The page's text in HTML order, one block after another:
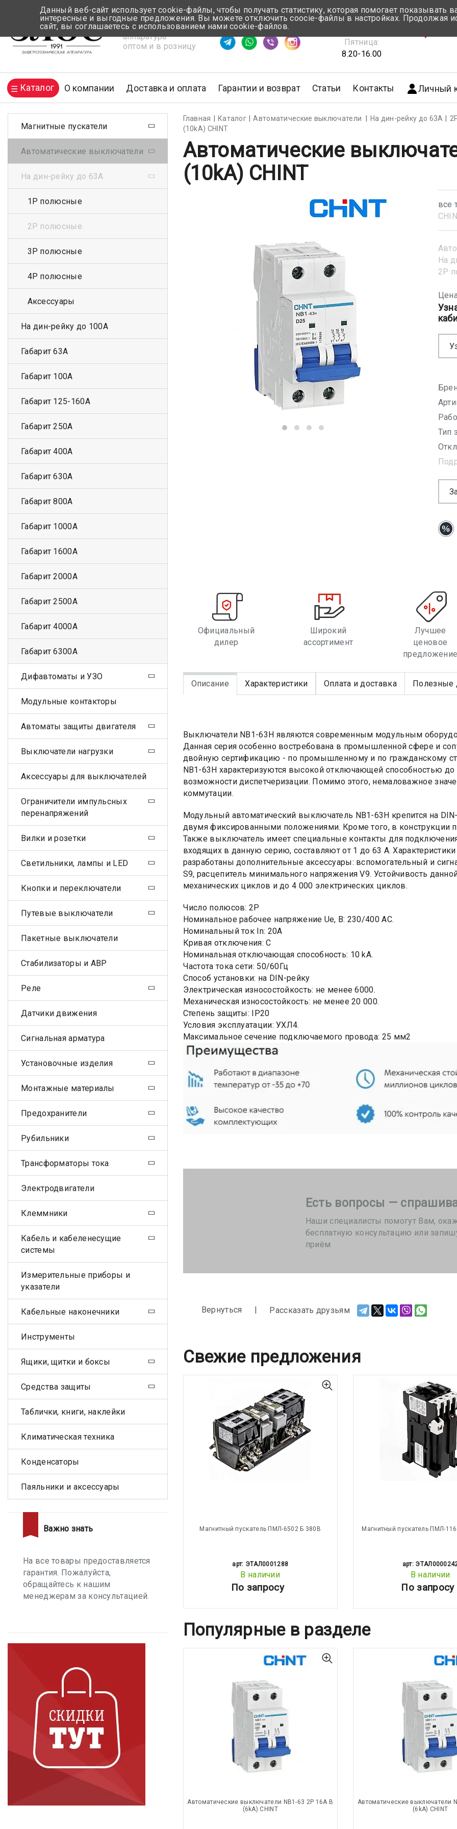
Электротехническая
аппаратура
оптом и в розницу
Время ответа ≈ 5 мин
Понедельник-Четверг:
Пятница:
8.20-16.00
Каталог О компании Доставка и оплата Гарантии и возврат Статьи Контакты Личный
Главная Каталог Автоматические выключатели На дин-рейку до 63А
(10kA) CHINT
Автоматические
(10kA) CHINT
все
На
2Р
Тип
Официальный
дилер
Широкий
ассортимент
Лучшее
ценовое
предложение
Описание Характеристики Оплата и доставка Полезные
Выключатели NB1-63H являются современным модульным
Данная серия особенно востребована в промышленной сфере и
двойную сертификацию - по промышленному и по гражданскому
NB1-63H характеризуются высокой отключающей способностью
возможности диспетчеризации. Помимо этого, немаловажное
коммутации.
Модульный автоматический выключатель NB1-63H крепится на
двумя фиксированными положениями. Кроме того, в конструкции
Также выключатель имеет специальные контакты для
входящих в данную серию, составляют от 1 до 63 A.
разработаны дополнительные аксессуары: вспомогательный и
S9, расцепитель минимального напряжения V9. Устойчивость
механических циклов и до 4 000 электрических циклов.
Число полюсов: 2Р
Номинальное рабочее напряжение Ue, B: 230/400 AC.
Номинальный ток In: 20А
Кривая отключения: C
Номинальная отключающая способность: 10 kA.
Частота тока сети: 50/60Гц
Способ установки: на DIN-рейку
Электрическая износостойкость: не менее 6000.
Механическая износостойкость: не менее 20 000.
Степень защиты: IP20
Условия эксплуатации: УХЛ4.
Максимальное сечение подключаемого провода: 25 мм2
Есть вопросы —
Наши специалисты помогут Вам,
бесплатную консультацию или
приём
Вернуться Рассказать друзьям
Свежие предложения
Магнитный пускатель ПМЛ-6502 Б 380В
арт: ЭТАЛ0001288
В наличии
По запросу
Магнитный пускатель ПМЛ-
арт:
В наличии
По запросу
Популярные в разделе
Автоматические выключатели NB1-63 2P 16A B
(6kA) CHINT
Автоматические выключатели
(6kA) CHINT
Магнитные пускатели
Автоматические выключатели
На дин-рейку до 63А
1Р полюсные
2Р полюсные
3Р полюсные
4Р полюсные
Аксессуары
На дин-рейку до 100А
Габарит 63А
Габарит 100А
Габарит 125-160А
Габарит 250А
Габарит 400А
Габарит 630А
Габарит 800А
Габарит 1000А
Габарит 1600А
Габарит 2000А
Габарит 2500А
Габарит 4000А
Габарит 6300А
Дифавтоматы и УЗО
Модульные контакторы
Автоматы защиты двигателя
Выключатели нагрузки
Аксессуары для выключателей
Ограничители импульсных
перенапряжений
Вилки и розетки
Светильники, лампы и LED
Кнопки и переключатели
Путевые выключатели
Пакетные выключатели
Стабилизаторы и АВР
Реле
Датчики движения
Сигнальная арматура
Установочные изделия
Монтажные материалы
Предохранители
Рубильники
Трансформаторы тока
Электродвигатели
Клеммники
Кабель и кабеленесущие
системы
Измерительные приборы и
указатели
Кабельные наконечники
Инструменты
Ящики, щитки и боксы
Средства защиты
Таблички, книги, наклейки
Климатическая техника
Конденсаторы
Паяльники и аксессуары
Важно знать
На все товары предоставляется
гарантия. Пожалуйста,
обращайтесь к нашим
менеджерам за консультацией.
Данный веб-сайт использует cookie-файлы, чтобы получать статистику, которая помогает показывать
интересные и выгодные предложения. Вы можете отключить coocie-файлы в настройках. Продолжая
сайт, вы соглашаетесь с использованием нами cookie-файлов.